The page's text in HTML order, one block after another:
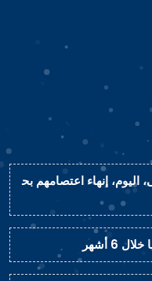
إنهاء اعتصامهم بح